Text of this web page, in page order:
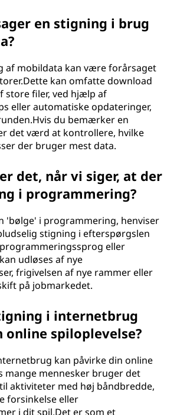
en stigning i brug
af mobildata kan være forårsaget
kan omfatte download
store filer, ved hjælp af
eller automatiske opdateringer,
du bemærker en
det værd at kontrollere, hvilke
der bruger mest data.
det, når vi siger, at der
i programmering?
'bølge' i programmering, henviser
stigning i efterspørgslen
eller
udløses af nye
frigivelsen af nye rammer eller
på jobmarkedet.
i internetbrug
spiloplevelse?
kan påvirke din online
mange mennesker bruger det
aktiviteter med høj båndbredde,
forsinkelse eller
i dit spil.Det er som et